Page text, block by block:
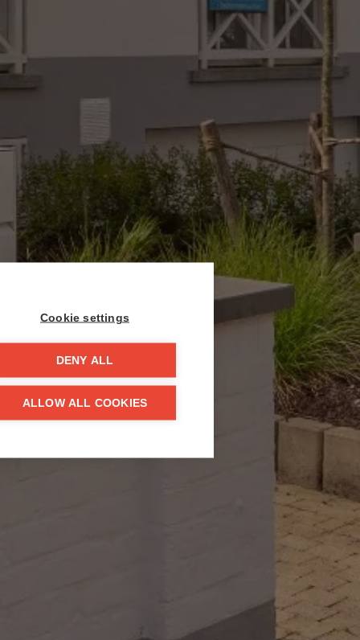
Cookie settings
DENY ALL
ALLOW ALL COOKIES